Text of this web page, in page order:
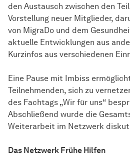
den Austausch zwischen den
Vorstellung neuer Mitglieder,
von MigraDo und dem
aktuelle Entwicklungen aus
Kurzinfos aus verschiedenen
Eine Pause mit Imbiss
Teilnehmenden, sich zu
des Fachtags „Wir für uns“
Abschließend wurde die
Weiterarbeit im Netzwerk
Das Netzwerk Frühe Hilfen